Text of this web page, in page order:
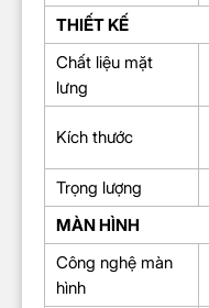
THIẾT KẾ
Chất liệu mặt
lưng
Kích thước
Trọng lượng
MÀN HÌNH
Công nghệ màn
hình